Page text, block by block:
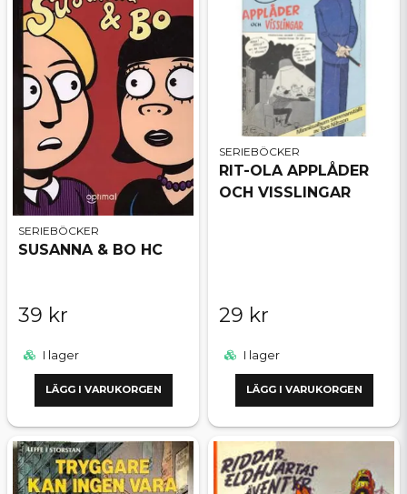
SERIEBÖCKER
SUSANNA & BO HC
39 kr
I lager
LÄGG I VARUKORGEN
SERIEBÖCKER
RIT-OLA APPLÅDER
OCH VISSLINGAR
29 kr
I lager
LÄGG I VARUKORGEN